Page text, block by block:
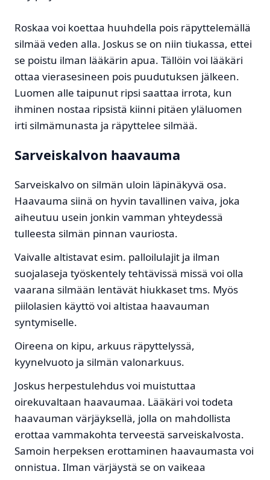
Roskaa voi koettaa huuhdella pois räpyttelemällä
silmää veden alla. Joskus se on niin tiukassa, ettei
se poistu ilman lääkärin apua. Tällöin voi lääkäri
ottaa vierasesineen pois puudutuksen jälkeen.
Luomen alle taipunut ripsi saattaa irrota, kun
ihminen nostaa ripsistä kiinni pitäen yläluomen
irti silmämunasta ja räpyttelee silmää.
Sarveiskalvon haavauma
Sarveiskalvo on silmän uloin läpinäkyvä osa.
Haavauma siinä on hyvin tavallinen vaiva, joka
aiheutuu usein jonkin vamman yhteydessä
tulleesta silmän pinnan vauriosta.
Vaivalle altistavat esim. palloilulajit ja ilman
suojalaseja työskentely tehtävissä missä voi olla
vaarana silmään lentävät hiukkaset tms. Myös
piilolasien käyttö voi altistaa haavauman
syntymiselle.
Oireena on kipu, arkuus räpyttelyssä,
kyynelvuoto ja silmän valonarkuus.
Joskus herpestulehdus voi muistuttaa
oirekuvaltaan haavaumaa. Lääkäri voi todeta
haavauman värjäyksellä, jolla on mahdollista
erottaa vammakohta terveestä sarveiskalvosta.
Samoin herpeksen erottaminen haavaumasta voi
onnistua. Ilman värjäystä se on vaikeaa